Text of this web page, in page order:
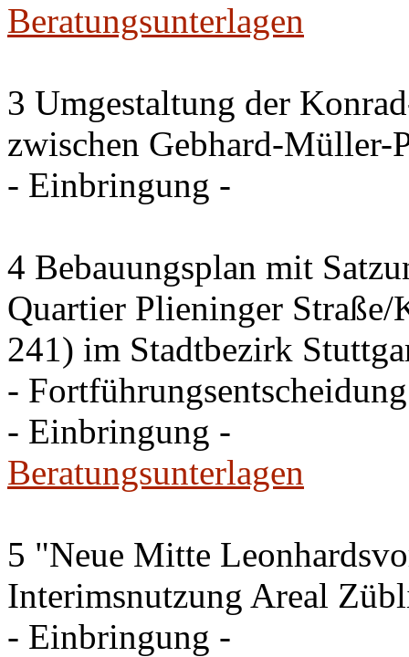
Beratungsunterlagen
3 Umgestaltung der
zwischen Gebhard-Müller-
- Einbringung -
4 Bebauungsplan mit
Quartier Plieninger
241) im Stadtbezirk
- Fortführungsentscheidung
- Einbringung -
Beratungsunterlagen
5 "Neue Mitte
Interimsnutzung Areal
- Einbringung -